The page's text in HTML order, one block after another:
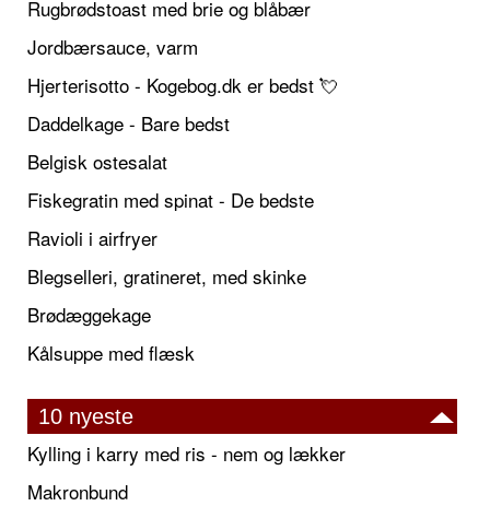
Rugbrødstoast med brie og blåbær
Jordbærsauce, varm
Hjerterisotto - Kogebog.dk er bedst 💘
Daddelkage - Bare bedst
Belgisk ostesalat
Fiskegratin med spinat - De bedste
Ravioli i airfryer
Blegselleri, gratineret, med skinke
Brødæggekage
Kålsuppe med flæsk
10 nyeste
Kylling i karry med ris - nem og lækker
Makronbund